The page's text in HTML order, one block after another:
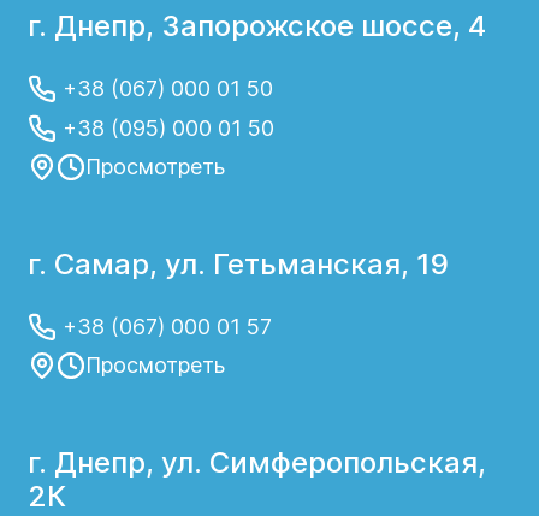
г. Днепр, Запорожское шоссе, 4
+38 (067) 000 01 50
+38 (095) 000 01 50
Просмотреть
г. Самар, ул. Гетьманская, 19
+38 (067) 000 01 57
Просмотреть
г. Днепр, ул. Симферопольская,
2К